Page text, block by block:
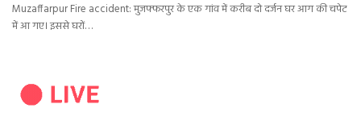
Muzaffarpur Fire accident: मुजफ्फरपुर के एक गांव में करीब दो दर्जन घर आग की चपेट
में आ गए। इससे घरों…